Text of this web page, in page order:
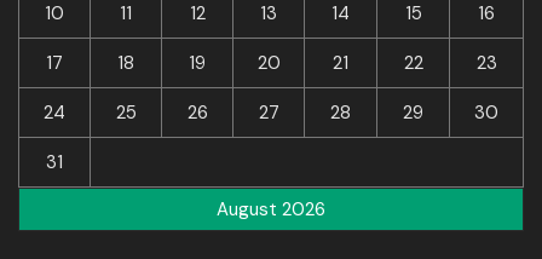
August 2026
10 11 12 13 14 15 16
17 18 19 20 21 22 23
24 25 26 27 28 29 30
31